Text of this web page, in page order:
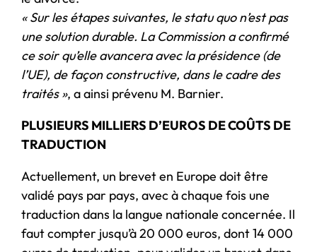
« Sur les étapes suivantes, le statu quo n’est pas
une solution durable. La Commission a confirmé
ce soir qu’elle avancera avec la présidence (de
l’UE), de façon constructive, dans le cadre des
traités », a ainsi prévenu M. Barnier.
PLUSIEURS MILLIERS D’EUROS DE COÛTS DE
TRADUCTION
Actuellement, un brevet en Europe doit être
validé pays par pays, avec à chaque fois une
traduction dans la langue nationale concernée. Il
faut compter jusqu’à 20 000 euros, dont 14 000